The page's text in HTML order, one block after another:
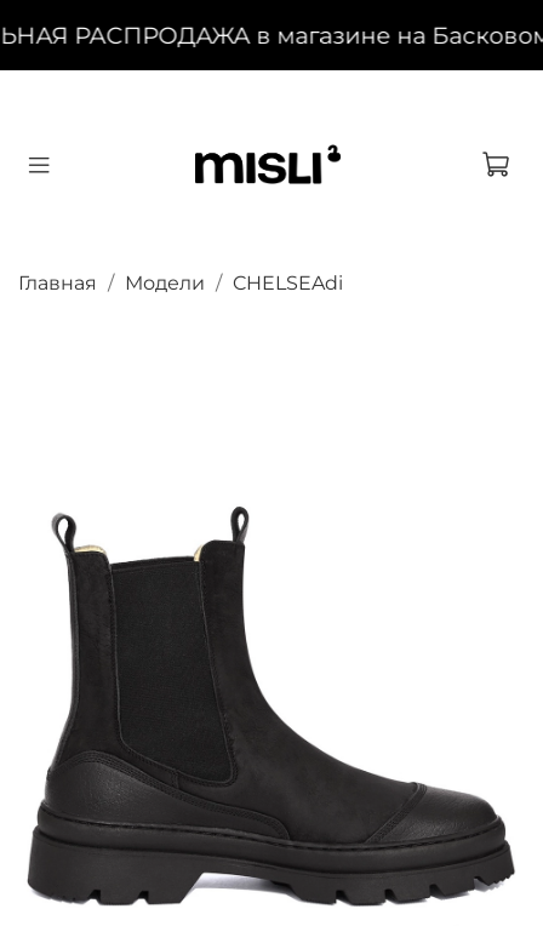
РАСПРОДАЖА в магазине на Басковом,
Главная Модели CHELSEAdi